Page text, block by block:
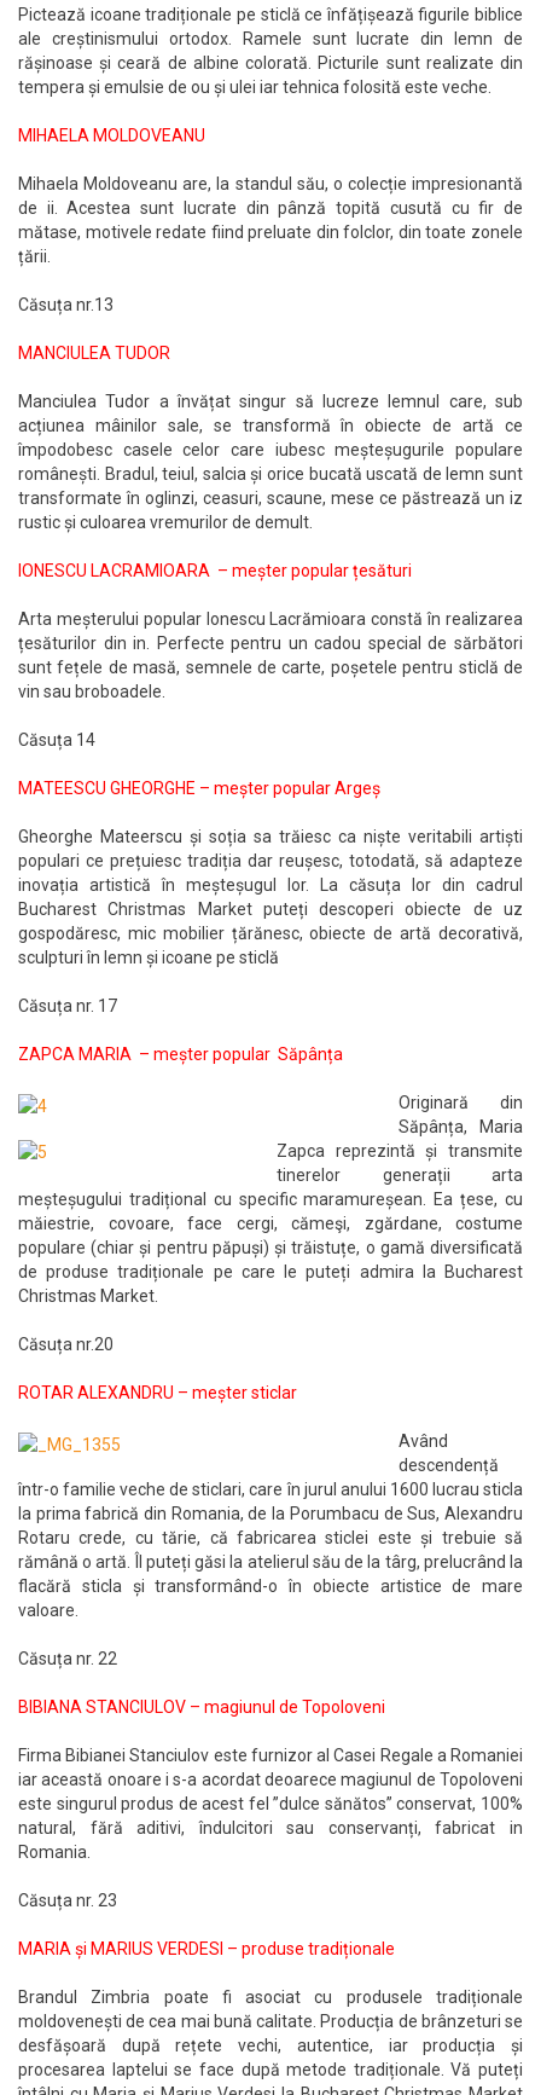
Pictează icoane tradiționale pe sticlă ce înfățișează figurile biblice
ale creștinismului ortodox. Ramele sunt lucrate din lemn de
rășinoase și ceară de albine colorată. Picturile sunt realizate din
tempera și emulsie de ou și ulei iar tehnica folosită este veche.
MIHAELA MOLDOVEANU
Mihaela Moldoveanu are, la standul său, o colecție impresionantă
de ii. Acestea sunt lucrate din pânză topită cusută cu fir de
mătase, motivele redate fiind preluate din folclor, din toate zonele
țării.
Căsuța nr.13
MANCIULEA TUDOR
Manciulea Tudor a învățat singur să lucreze lemnul care, sub
acțiunea mâinilor sale, se transformă în obiecte de artă ce
împodobesc casele celor care iubesc meșteșugurile populare
românești. Bradul, teiul, salcia și orice bucată uscată de lemn sunt
transformate în oglinzi, ceasuri, scaune, mese ce păstrează un iz
rustic și culoarea vremurilor de demult.
IONESCU LACRAMIOARA – meșter popular țesături
Arta meșterului popular Ionescu Lacrămioara constă în realizarea
țesăturilor din in. Perfecte pentru un cadou special de sărbători
sunt fețele de masă, semnele de carte, poșetele pentru sticlă de
vin sau broboadele.
Căsuța 14
MATEESCU GHEORGHE – meșter popular Argeș
Gheorghe Mateerscu și soția sa trăiesc ca niște veritabili artiști
populari ce prețuiesc tradiția dar reușesc, totodată, să adapteze
inovația artistică în meșteșugul lor. La căsuța lor din cadrul
Bucharest Christmas Market puteți descoperi obiecte de uz
gospodăresc, mic mobilier țărănesc, obiecte de artă decorativă,
sculpturi în lemn și icoane pe sticlă
Căsuța nr. 17
ZAPCA MARIA – meșter popular Săpânța
Originară din
Săpânța, Maria
Zapca reprezintă și transmite
tinerelor generații arta
meșteșugului tradițional cu specific maramureșean. Ea țese, cu
măiestrie, covoare, face cergi, cămeşi, zgărdane, costume
populare (chiar și pentru păpuși) și trăistuțe, o gamă diversificată
de produse tradiționale pe care le puteți admira la Bucharest
Christmas Market.
Căsuța nr.20
ROTAR ALEXANDRU – meșter sticlar
Având
descendență
într-o familie veche de sticlari, care în jurul anului 1600 lucrau sticla
la prima fabrică din Romania, de la Porumbacu de Sus, Alexandru
Rotaru crede, cu tărie, că fabricarea sticlei este și trebuie să
rămână o artă. Îl puteți găsi la atelierul său de la târg, prelucrând la
flacără sticla și transformând-o în obiecte artistice de mare
valoare.
Căsuța nr. 22
BIBIANA STANCIULOV – magiunul de Topoloveni
Firma Bibianei Stanciulov este furnizor al Casei Regale a Romaniei
iar această onoare i s-a acordat deoarece magiunul de Topoloveni
este singurul produs de acest fel ”dulce sănătos” conservat, 100%
natural, fără aditivi, îndulcitori sau conservanți, fabricat in
Romania.
Căsuța nr. 23
MARIA și MARIUS VERDESI – produse tradiționale
Brandul Zimbria poate fi asociat cu produsele tradiționale
moldovenești de cea mai bună calitate. Producția de brânzeturi se
desfășoară după rețete vechi, autentice, iar producția și
procesarea laptelui se face după metode tradiționale. Vă puteți